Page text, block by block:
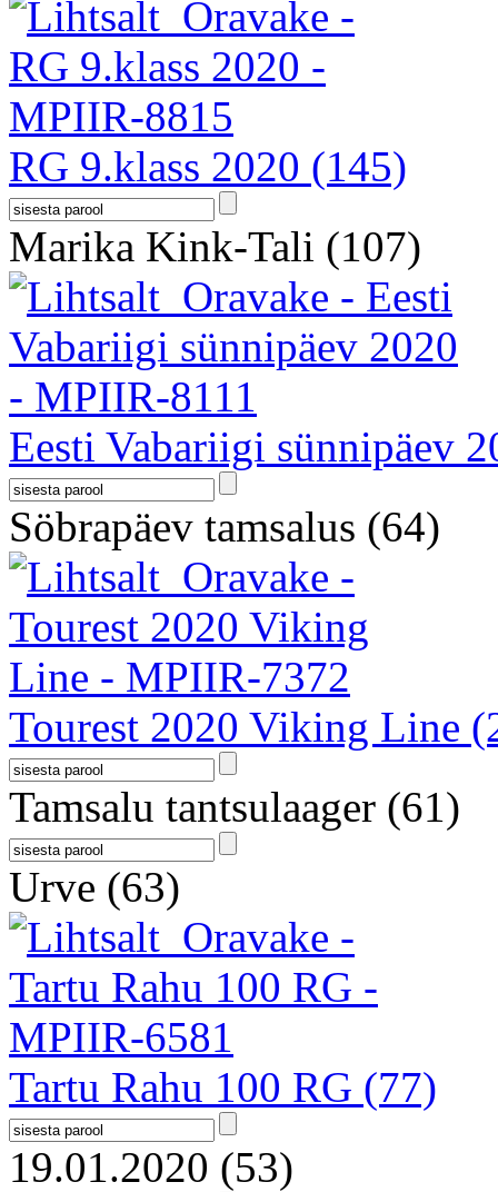
RG 9.klass 2020 (145)
Marika Kink-Tali (107)
Eesti Vabariigi sünnipäev
Söbrapäev tamsalus (64)
Tourest 2020 Viking Line
Tamsalu tantsulaager (61)
Urve (63)
Tartu Rahu 100 RG (77)
19.01.2020 (53)